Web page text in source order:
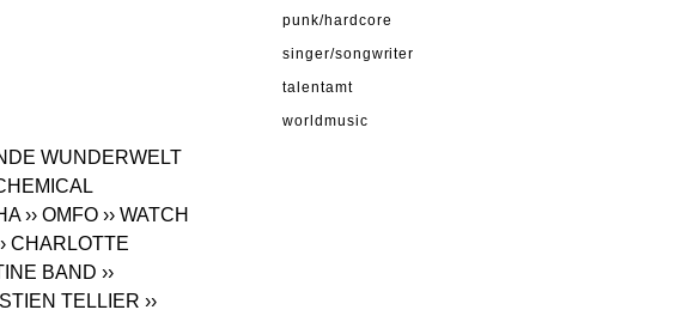
WUNDERWELT
›› OMFO ›› WATCH
CHARLOTTE
BAND ››
TELLIER ››
punk/hardcore
singer/songwriter
talentamt
worldmusic